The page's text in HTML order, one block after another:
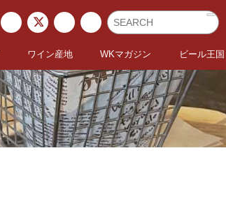
ワイン産地 WKマガジン ビール王国